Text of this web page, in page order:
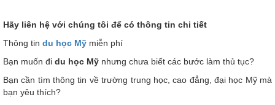
Hãy liên hệ với chúng tôi để có thông tin chi tiết
Thông tin du học Mỹ miễn phí
Bạn muốn đi du học Mỹ nhưng chưa biết các bước làm thủ tục?
Bạn cần tìm thông tin về trường trung học, cao đẳng, đại học Mỹ mà
bạn yêu thích?